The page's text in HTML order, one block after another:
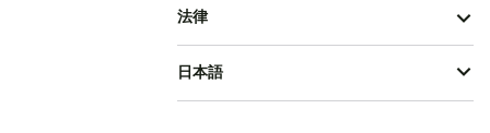
法律
日本語